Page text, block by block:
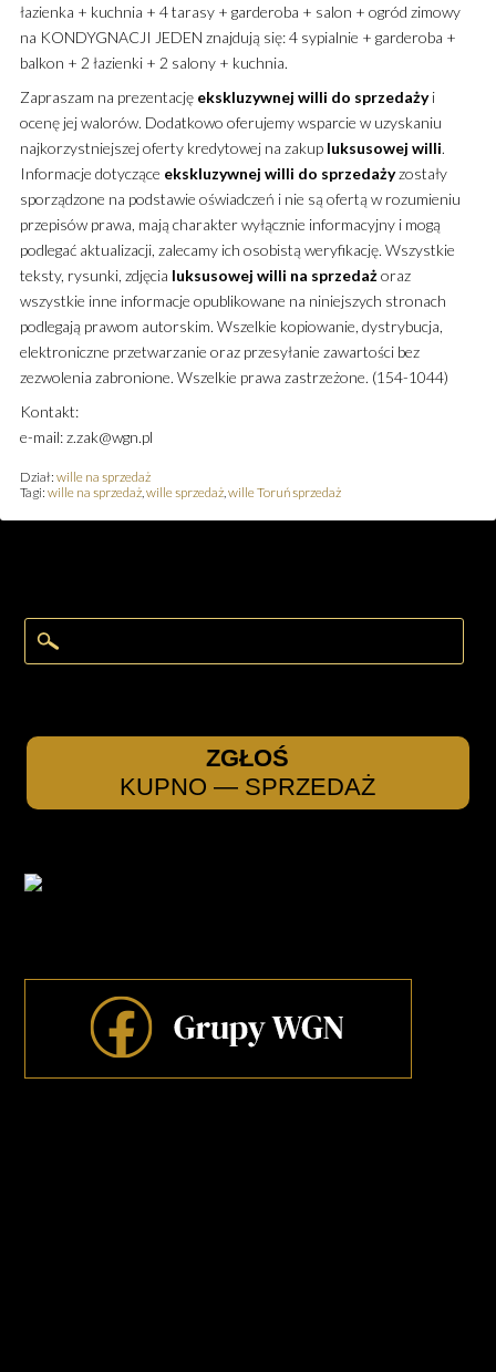
łazienka + kuchnia + 4 tarasy + garderoba + salon + ogród zimowy
na KONDYGNACJI JEDEN znajdują się: 4 sypialnie + garderoba +
balkon + 2 łazienki + 2 salony + kuchnia.
Zapraszam na prezentację ekskluzywnej willi do sprzedażyi
ocenę jej walorów. Dodatkowo oferujemy wsparcie w uzyskaniu
najkorzystniejszej oferty kredytowej na zakup luksusowej willi.
Informacje dotyczące ekskluzywnej willi do sprzedażyzostały
sporządzone na podstawie oświadczeń i nie są ofertą w rozumieniu
przepisów prawa, mają charakter wyłącznie informacyjny i mogą
podlegać aktualizacji, zalecamy ich osobistą weryfikację. Wszystkie
teksty, rysunki, zdjęcia luksusowej willi na sprzedażoraz
wszystkie inne informacje opublikowane na niniejszych stronach
podlegają prawom autorskim. Wszelkie kopiowanie, dystrybucja,
elektroniczne przetwarzanie oraz przesyłanie zawartości bez
zezwolenia zabronione. Wszelkie prawa zastrzeżone. (154-1044)
Kontakt:
e-mail: z.zak@wgn.pl
Dział: wille na sprzedaż
Tagi: wille na sprzedaż, wille sprzedaż, wille Toruń sprzedaż
ZGŁOŚ
KUPNO — SPRZEDAŻ